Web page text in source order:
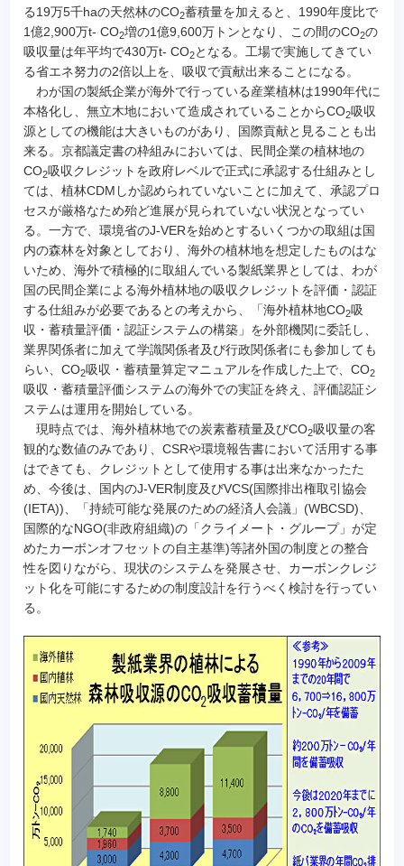
る19万5千haの天然林のCO2蓄積量を加えると、1990年度比で
1億2,900万t- CO2増の1億9,600万トンとなり、この間のCO2の
吸収量は年平均で430万t- CO2となる。工場で実施してきてい
る省エネ努力の2倍以上を、吸収で貢献出来ることになる。
わが国の製紙企業が海外で行っている産業植林は1990年代に
本格化し、無立木地において造成されていることからCO2吸収
源としての機能は大きいものがあり、国際貢献と見ることも出
来る。京都議定書の枠組みにおいては、民間企業の植林地の
CO2吸収クレジットを政府レベルで正式に承認する仕組みとし
ては、植林CDMしか認められていないことに加えて、承認プロ
セスが厳格なため殆ど進展が見られていない状況となってい
る。一方で、環境省のJ-VERを始めとするいくつかの取組は国
内の森林を対象としており、海外の植林地を想定したものはな
いため、海外で積極的に取組んでいる製紙業界としては、わが
国の民間企業による海外植林地の吸収クレジットを評価・認証
する仕組みが必要であるとの考えから、「海外植林地CO2吸
収・蓄積量評価・認証システムの構築」を外部機関に委託し、
業界関係者に加えて学識関係者及び行政関係者にも参加しても
らい、CO2吸収・蓄積量算定マニュアルを作成した上で、CO2
吸収・蓄積量評価システムの海外での実証を終え、評価認証シ
ステムは運用を開始している。
現時点では、海外植林地での炭素蓄積量及びCO2吸収量の客
観的な数値のみであり、CSRや環境報告書において活用する事
はできても、クレジットとして使用する事は出来なかったた
め、今後は、国内のJ-VER制度及びVCS(国際排出権取引協会
(IETA))、「持続可能な発展のための経済人会議」(WBCSD)、
国際的なNGO(非政府組織)の「クライメート・グループ」が定
めたカーボンオフセットの自主基準)等諸外国の制度との整合
性を図りながら、現状のシステムを発展させ、カーボンクレジ
ット化を可能にするための制度設計を行うべく検討を行ってい
る。